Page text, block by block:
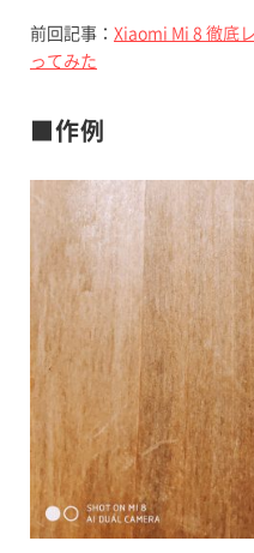
前回記事： Xiaomi Mi 8 徹底
ってみた
■作例